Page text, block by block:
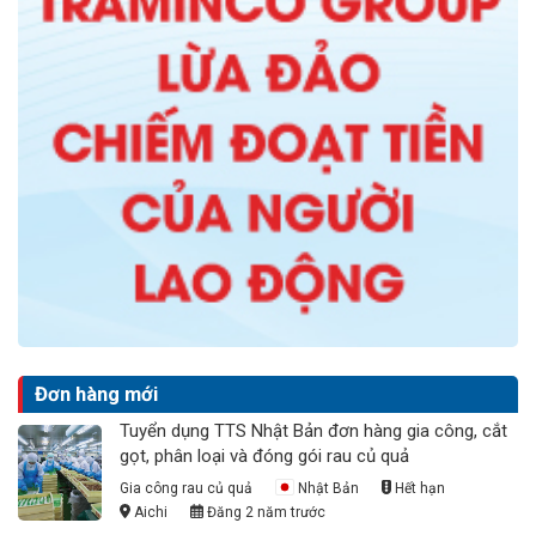
Đơn hàng mới
Tuyển dụng TTS Nhật Bản đơn hàng gia công, cắt
gọt, phân loại và đóng gói rau củ quả
Gia công rau củ quả Nhật Bản
Hết hạn
Aichi
Đăng 2 năm trước